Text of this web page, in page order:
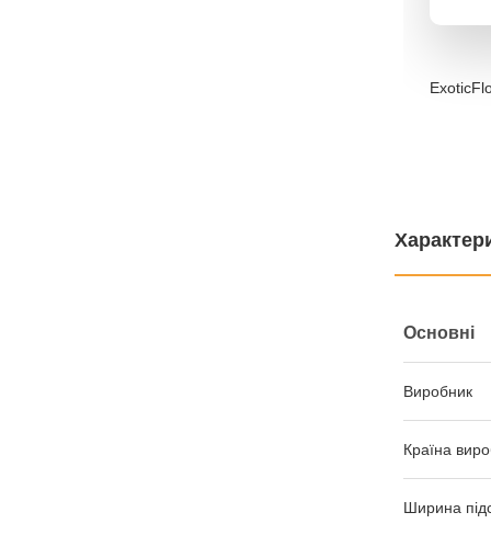
Основні
Виробник
Країна
Ширина